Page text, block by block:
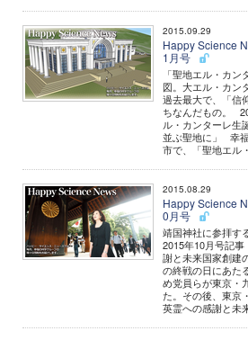
2015.09.29
Happy Science
1月号
「聖地エル・カ
図。大エル・カン
過去最大で、「信
ちなんだもの。
ル・カンターレ生
並ぶ聖地に」 幸
市で、「聖地エル
2015.08.29
Happy Science
0月号
靖国神社に参拝す
2015年10月号記
謝と未来国家創建
の終戦の日にあた
め党員らが東京・
た。その後、東京
英霊への感謝と未